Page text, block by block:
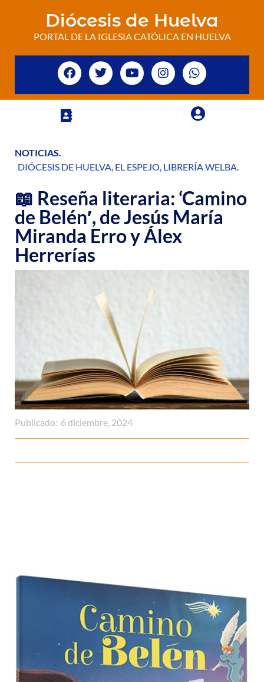
Diócesis de Huelva
PORTAL DE LA IGLESIA CATÓLICA EN HUELVA
NOTICIAS.
DIÓCESIS DE HUELVA, EL ESPEJO, LIBRERÍA WELBA.
📖 Reseña literaria: ‘Camino
de Belén′, de Jesús María
Miranda Erro y Álex
Herrerías
Publicado: 6 diciembre, 2024